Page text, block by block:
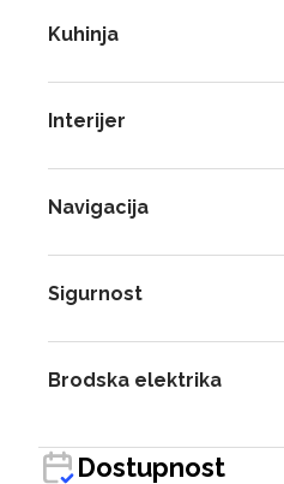
Kuhinja
Interijer
Navigacija
Sigurnost
Brodska elektrika
Dostupnost